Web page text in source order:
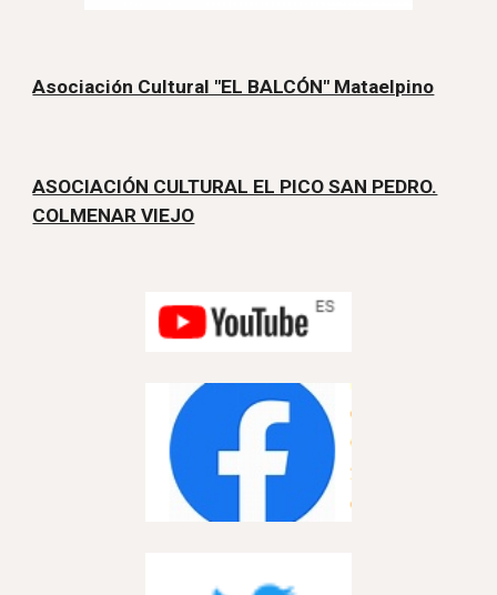
Asociación Cultural "EL BALCÓN" Mataelpino
ASOCIACIÓN CULTURAL EL PICO SAN PEDRO.
COLMENAR VIEJO